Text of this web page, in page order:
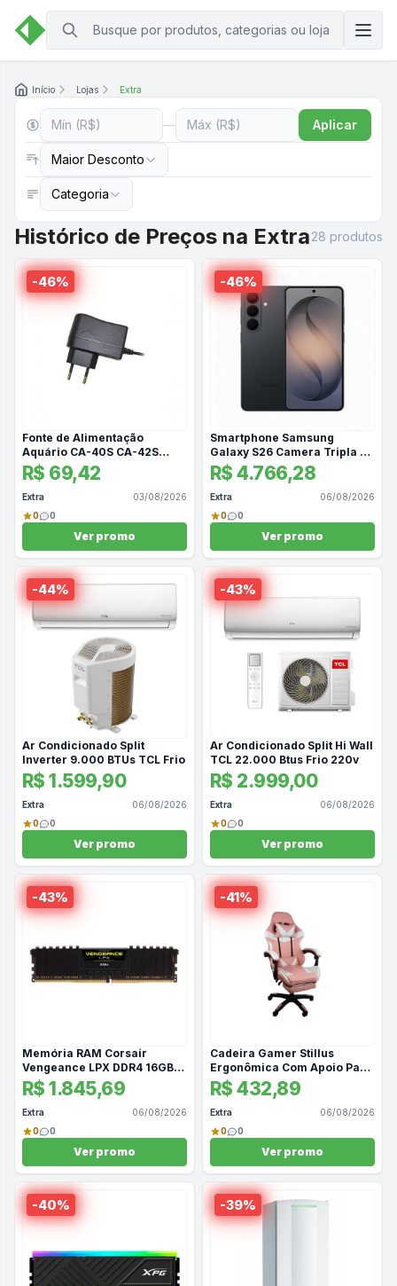
Início Lojas Extra
— Aplicar
Maior Desconto
Categoria
Histórico de Preços na Extra28 produtos
-46%
Fonte de Alimentação
Aquário CA-40S CA-42S
para Equipamentos
Eletrônicos 100-240V
R$ 69,42
Extra
03/08/2026
0
0
Ver promo
-46%
Smartphone Samsung
Galaxy S26 Camera Tripla 50
MP 256GB 5G S942B
R$ 4.766,28
Extra
06/08/2026
0
0
Ver promo
-44%
Ar Condicionado Split
Inverter 9.000 BTUs TCL Frio
R$ 1.599,90
Extra
06/08/2026
0
0
Ver promo
-43%
Ar Condicionado Split Hi Wall
TCL 22.000 Btus Frio 220v
R$ 2.999,00
Extra
06/08/2026
0
0
Ver promo
-43%
Memória RAM Corsair
Vengeance LPX DDR4 16GB
3200MHz Preto
R$ 1.845,69
Extra
06/08/2026
0
0
Ver promo
-41%
Cadeira Gamer Stillus
Ergonômica Com Apoio Para
Os Pés - Rosa E Branco
R$ 432,89
Extra
06/08/2026
0
0
Ver promo
-40% -39%